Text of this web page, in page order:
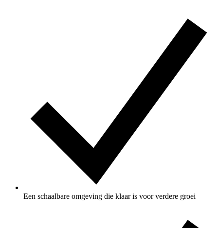
Een schaalbare omgeving die klaar is voor verdere groei